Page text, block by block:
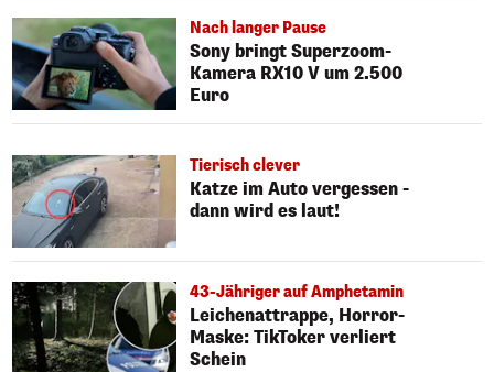
Nach langer Pause
Sony bringt Superzoom-
Kamera RX10 V um 2.500
Euro
Tierisch clever
Katze im Auto vergessen -
dann wird es laut!
43-Jähriger auf Amphetamin
Leichenattrappe, Horror-
Maske: TikToker verliert
Schein